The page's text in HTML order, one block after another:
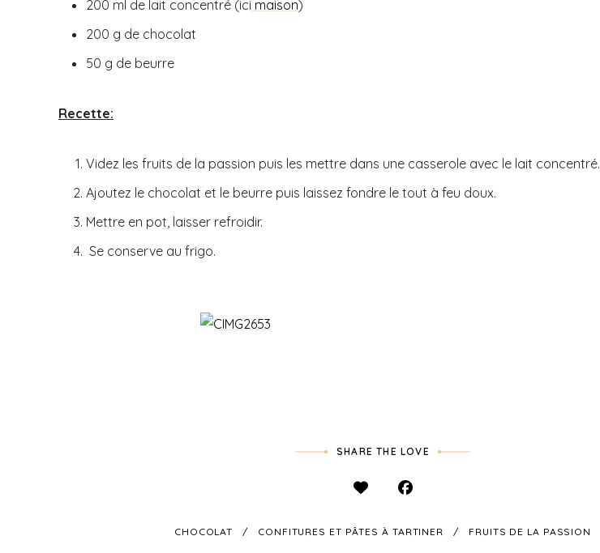
200 ml de lait concentré (ici maison)
200 g de chocolat
50 g de beurre
Recette:
Videz les fruits de la passion puis les mettre dans une casserole avec le lait concentré.
Ajoutez le chocolat et le beurre puis laissez fondre le tout à feu doux.
Mettre en pot, laisser refroidir.
Se conserve au frigo.
SHARE THE LOVE
CHOCOLAT CONFITURES ET PÂTES À TARTINER FRUITS DE LA PASSION